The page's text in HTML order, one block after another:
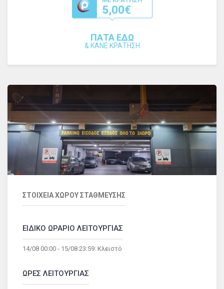
ΜΕ ΚΡΑΤΗΣΗ
5,00€
ΠΑΤΑ ΕΔΩ
& ΚΑΝΕ ΚΡΑΤΗΣΗ
ΣΤΟΙΧΕΙΑ ΧΩΡΟΥ ΣΤΑΘΜΕΥΣΗΣ
ΕΙΔΙΚΟ ΩΡΑΡΙΟ ΛΕΙΤΟΥΡΓΙΑΣ
14/08 00:00 - 15/08 23:59: Κλειστό
ΩΡΕΣ ΛΕΙΤΟΥΡΓΙΑΣ